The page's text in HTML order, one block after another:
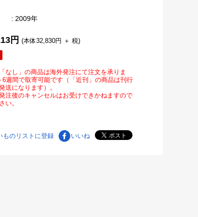
: 2009年
円 (本体32,830円 ＋ 税)
なし」の商品は海外発注にて注文を承りま
6週間で取寄可能です（「近刊」の商品は刊行
送になります）。
注後のキャンセルはお受けできかねますので
い。
ものリストに登録 いいね